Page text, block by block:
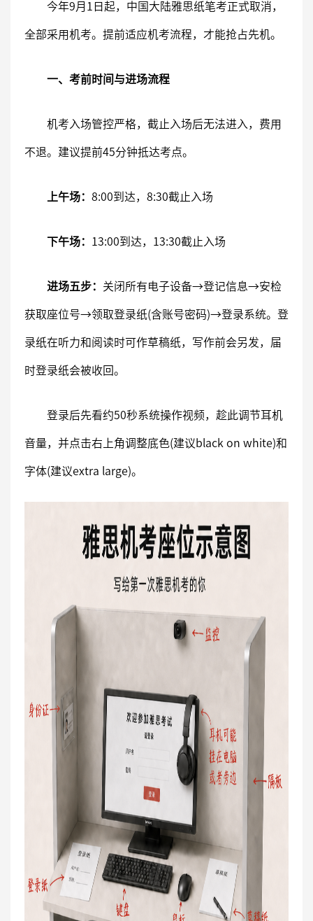
今年9月1日起，中国大陆雅思纸笔考正式取消，
全部采用机考。提前适应机考流程，才能抢占先机。
一、考前时间与进场流程
机考入场管控严格，截止入场后无法进入，费用
不退。建议提前45分钟抵达考点。
上午场： 8:00到达，8:30截止入场
下午场： 13:00到达，13:30截止入场
进场五步： 关闭所有电子设备→登记信息→安检
获取座位号→领取登录纸(含账号密码)→登录系统。登
录纸在听力和阅读时可作草稿纸，写作前会另发，届
时登录纸会被收回。
登录后先看约50秒系统操作视频，趁此调节耳机
音量，并点击右上角调整底色(建议black on white)和
字体(建议extra large)。